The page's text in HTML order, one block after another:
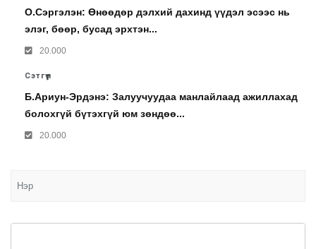
О.Сэргэлэн: Өнөөдөр дэлхий дахинд үүдэл эсээс нь
элэг, бөөр, бусад эрхтэн...
20.000
Сэтгүүл
Б.Ариун-Эрдэнэ: Залуучуудаа манлайлаад ажиллахад
болохгүй бүтэхгүй юм зөндөө...
20.000